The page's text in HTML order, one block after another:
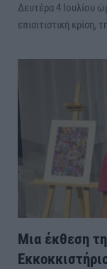
Δευτέρα 4 Ιουλίου
επισιτιστική κρίση,
Μια έκθεση